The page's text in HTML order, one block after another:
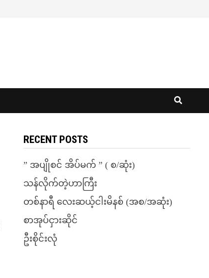
RECENT POSTS
” အပျိုစင် အိပ်မက် ” ( စ/ဆုံး)
သန်လိုက်တဲ့ဟာကြီး
တစ်နာရီ လေးဆယ့်ငါးမိနစ် (အစ/အဆုံး)
စာအုပ်ငှားဆိုင်
ဦးစိုင်းလုံ